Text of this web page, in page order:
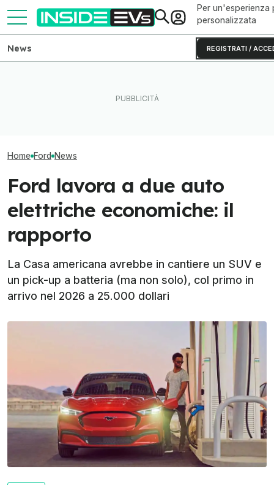
Per un'esperienza
personalizzata
REGISTRATI /
News
Home Ford News
Ford lavora a due auto
elettriche economiche: il
rapporto
La Casa americana avrebbe in cantiere un SUV e
un pick-up a batteria (ma non solo), col primo in
arrivo nel 2026 a 25.000 dollari